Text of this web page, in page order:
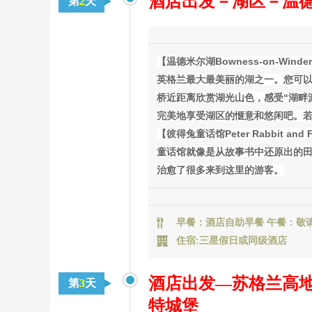
【温德米尔湖Bowness-on-
英格兰最大最美丽的湖之一。您可
桥近距离欣赏湖光山色，感受“湖
完美地享受湖区的惬意和悠闲吧。
【彼得兔童话馆Peter Rabbit and
童话馆就像是从故事书中还原出的
治愈了很多来到这里的游客。
早餐：酒店自助早餐 午餐：敬
住宿:三星假日或同级酒店
第3天
酒店出发—苏格兰高
特城堡